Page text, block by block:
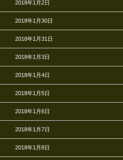
2018年1月2日
2018年1月30日
2018年1月31日
2018年1月3日
2018年1月4日
2018年1月5日
2018年1月6日
2018年1月7日
2018年1月8日